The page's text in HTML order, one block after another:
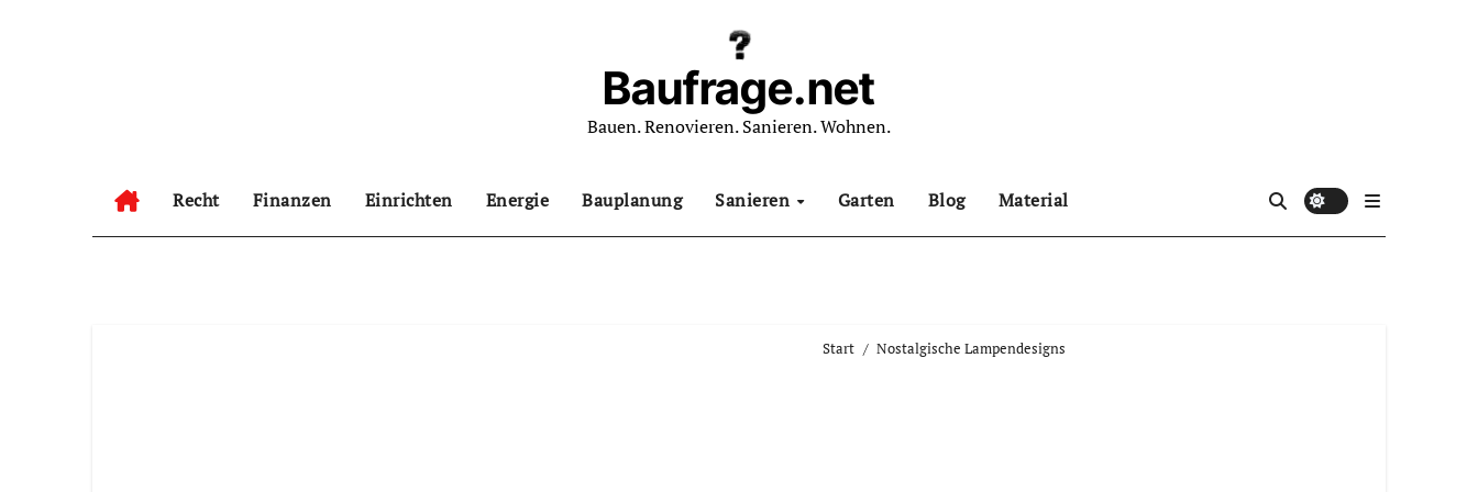
Baufrage.net
Bauen. Renovieren. Sanieren. Wohnen.
Recht Finanzen Einrichten Energie Bauplanung Sanieren Garten Blog Material
Start Nostalgische Lampendesigns